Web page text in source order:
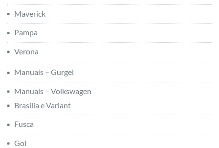
Maverick
Pampa
Verona
Manuais – Gurgel
Manuais – Volkswagen
Brasília e Variant
Fusca
Gol